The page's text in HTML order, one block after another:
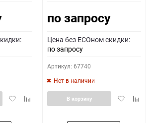
ДобавитьДобавить
по запросу
Цена без ECOном скидки:
по запросу
Артикул: 67740
Нет в наличии
Добавить
В корзину